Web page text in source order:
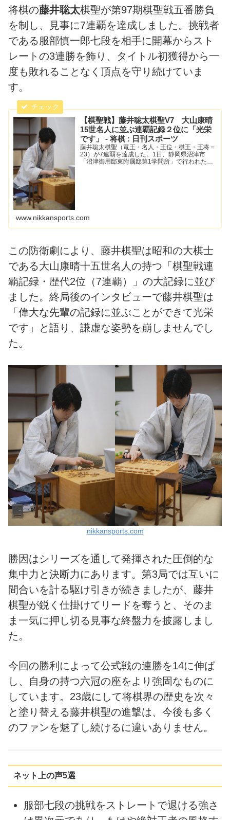
将棋の藤井聡太棋聖が第97期棋聖戦五番勝負
を制し、見事に7連覇を達成しました。挑戦者
である服部慎一郎七段を相手に開幕からスト
レートの3連勝を飾り、タイトル初獲得から一
度も敗れることなく頂点を守り続けていま
す。
【棋聖戦】藤井聡太棋聖V7 大山康晴
15世名人に並ぶ連覇記録２位に「光栄
です」 - 将棋 : 日刊スポーツ
藤井聡太棋聖（竜王・名人・王位・棋王・王将＝
23）が7連覇を達成した。1日、静岡県沼津市
「沼津御用邸東附属邸第1学問所」で行われた将
www.nikkansports.com
この防衛劇により、藤井棋聖は昭和の大棋士
である大山康晴十五世名人の持つ「棋聖戦連
覇記録・歴代2位（7連覇）」の大記録に並び
ました。終局後のインタビューで藤井棋聖は
「偉大な先輩の記録に並ぶことができて光栄
です」と語り、謙虚な姿勢を崩しませんでし
た。
nikkansports.com
勝因はシリーズを通して発揮された圧倒的な
集中力と決断力にあります。第3局では互いに
間合いを計る駆け引きが続きましたが、藤井
棋聖が鋭く仕掛けてリードを奪うと、そのま
ま一気に押し切る見事な終盤力を披露しまし
た。
今回の勝利によって公式戦の連勝を14に伸ば
し、自身の持つ六冠の座をより強固なものに
しています。23歳にして将棋界の歴史を次々
と塗り替える藤井棋聖の進撃は、今後も多く
のファンを魅了し続けるに違いありません。
ネット上の声5選
服部七段の挑戦をストレートで退ける強さ